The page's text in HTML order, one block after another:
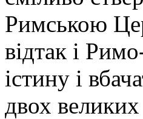
Римською
відтак і
істину і
двох